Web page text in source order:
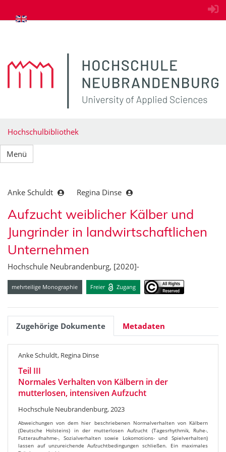
zum Inhalt springen
Hochschulbibliothek
Menü
Anke Schuldt Regina Dinse
Aufzucht weiblicher Kälber und
Jungrinder in landwirtschaftlichen
Unternehmen
Hochschule Neubrandenburg, [2020]-
mehrteilige Monographie Freier Zugang
Zugehörige Dokumente Metadaten
Anke Schuldt, Regina Dinse
Teil III
Normales Verhalten von Kälbern in der
mutterlosen, intensiven Aufzucht
Hochschule Neubrandenburg, 2023
Abweichungen von dem hier beschriebenen Normalverhalten von Kälbern
(Deutsche Holsteins) in der mutterlosen Aufzucht (Tagesrhythmik, Ruhe-,
Futteraufnahme-, Sozialverhalten sowie Lokomotions- und Spielverhalten)
lassen auf unzureichende Aufzuchtbedingungen schließen. Ein maximales